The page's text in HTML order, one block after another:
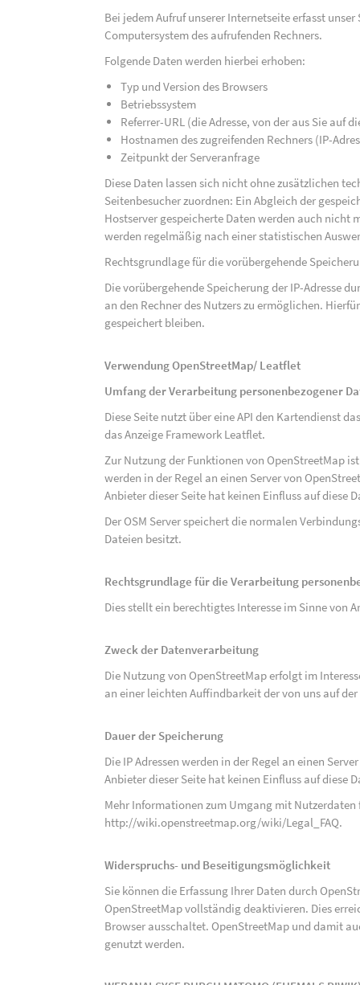
Bei jedem Aufruf unserer Internetseite erfasst
Computersystem des aufrufenden Rechners.
Folgende Daten werden hierbei erhoben:
Typ und Version des Browsers
Betriebssystem
Referrer-URL (die Adresse, von der aus Sie auf
Hostnamen des zugreifenden Rechners (IP-
Zeitpunkt der Serveranfrage
Diese Daten lassen sich nicht ohne zusätzlichen
Seitenbesucher zuordnen: Ein Abgleich der
Hostserver gespeicherte Daten werden auch nicht
werden regelmäßig nach einer statistischen
Rechtsgrundlage für die vorübergehende
Die vorübergehende Speicherung der IP-Adresse
an den Rechner des Nutzers zu ermöglichen.
gespeichert bleiben.
Verwendung OpenStreetMap/ Leatflet
Umfang der Verarbeitung personenbezogener
Diese Seite nutzt über eine API den Kartendienst
das Anzeige Framework Leatflet.
Zur Nutzung der Funktionen von OpenStreetMap
werden in der Regel an einen Server von
Anbieter dieser Seite hat keinen Einfluss auf diese
Der OSM Server speichert die normalen
Dateien besitzt.
Rechtsgrundlage für die Verarbeitung
Dies stellt ein berechtigtes Interesse im Sinne von
Zweck der Datenverarbeitung
Die Nutzung von OpenStreetMap erfolgt im
an einer leichten Auffindbarkeit der von uns auf
Dauer der Speicherung
Die IP Adressen werden in der Regel an einen
Anbieter dieser Seite hat keinen Einfluss auf diese
Mehr Informationen zum Umgang mit
http://wiki.openstreetmap.org/wiki/Legal_FAQ.
Widerspruchs- und Beseitigungsmöglichkeit
Sie können die Erfassung Ihrer Daten durch
OpenStreetMap vollständig deaktivieren. Dies
Browser ausschaltet. OpenStreetMap und damit
genutzt werden.